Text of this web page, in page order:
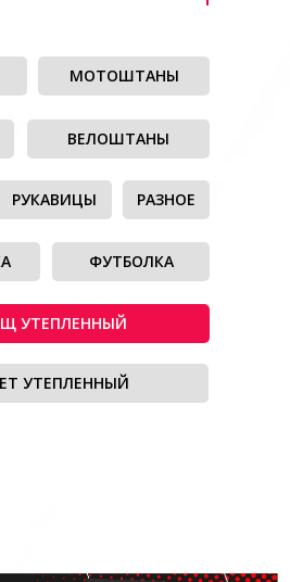
МОТОШТАНЫ
ВЕЛОШТАНЫ
РУКАВИЦЫ
ФУТБОЛКА
УТЕПЛЕННЫЙ
УТЕПЛЕННЫЙ
РАЗНОЕ